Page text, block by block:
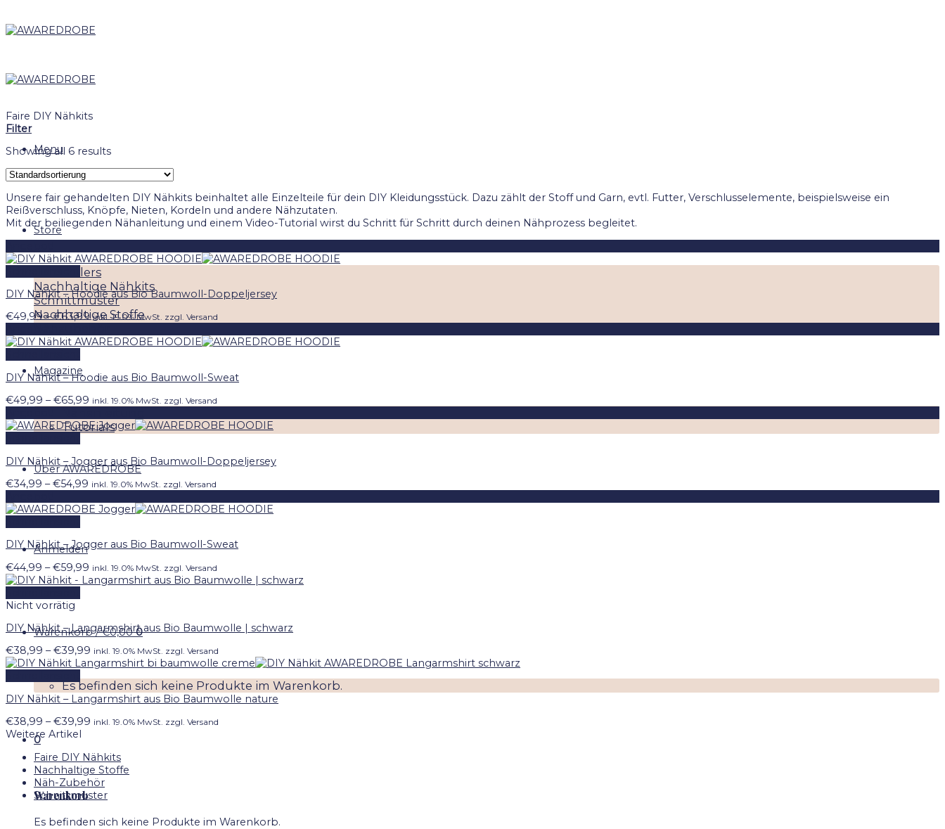
to
content
Menu
Store
Best Sellers
Nachhaltige Nähkits
Schnittmuster
Nachhaltige Stoffe
Magazine
Tutorials
Über AWAREDROBE
Anmelden
Warenkorb /€0,00 0
Es befinden sich keine Produkte im Warenkorb.
0
Warenkorb
Es befinden sich keine Produkte im Warenkorb.
Faire DIY Nähkits
Filter
Showing all 6 results
Unsere fair gehandelten DIY Nähkits beinhaltet alle Einzelteile für dein DIY Kleidungsstück. Dazu zählt der Stoff und Garn, evtl. Futter, Verschlusselemente, beispielsweise ein
Reißverschluss, Knöpfe, Nieten, Kordeln und andere Nähzutaten.
Mit der beiliegenden Nähanleitung und einem Video-Tutorial wirst du Schritt für Schritt durch deinen Nähprozess begleitet.
DIY Nähkit – Hoodie aus Bio Baumwoll-Doppeljersey
€49,99 –€63,99Preisspanne:
bis
inkl. 19.0% MwSt. zzgl. Versand
DIY Nähkit – Hoodie aus Bio Baumwoll-Sweat
€49,99 –€65,99 Preisspanne:
bis
€65,99
inkl. 19.0% MwSt. zzgl. Versand
DIY Nähkit – Jogger aus Bio Baumwoll-Doppeljersey
€34,99 –€54,99 Preisspanne:
bis
inkl. 19.0% MwSt. zzgl. Versand
DIY Nähkit – Jogger aus Bio Baumwoll-Sweat
€44,99 –€59,99 Preisspanne:
€44,99
inkl. 19.0% MwSt. zzgl. Versand
Nicht vorrätig
DIY Nähkit – Langarmshirt aus Bio Baumwolle | schwarz
€38,99 –€39,99 Preisspanne:
€38,99
€39,99
inkl. 19.0% MwSt. zzgl. Versand
DIY Nähkit – Langarmshirt aus Bio Baumwolle nature
€38,99 –€39,99 Preisspanne:
€39,99
inkl. 19.0% MwSt. zzgl. Versand
Weitere Artikel
Faire DIY Nähkits
Nachhaltige Stoffe
Näh-Zubehör
Schnittmuster